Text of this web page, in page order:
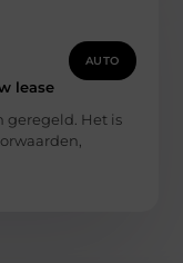
AUTO
lease
geregeld. Het is